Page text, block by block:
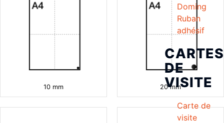
Doming
Ruban
adhésif
CARTES
DE
VISITE
Carte de
visite
10 mm 20 mm